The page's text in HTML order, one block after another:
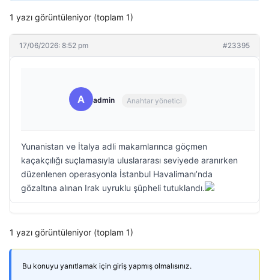
1 yazı görüntüleniyor (toplam 1)
17/06/2026: 8:52 pm #23395
A admin Anahtar yönetici
Yunanistan ve İtalya adli makamlarınca göçmen
kaçakçılığı suçlamasıyla uluslararası seviyede aranırken
düzenlenen operasyonla İstanbul Havalimanı’nda
gözaltına alınan Irak uyruklu şüpheli tutuklandı.
1 yazı görüntüleniyor (toplam 1)
Bu konuyu yanıtlamak için giriş yapmış olmalısınız.